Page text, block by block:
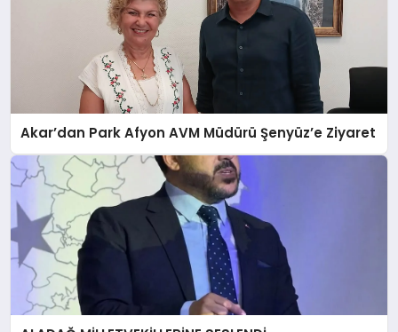
Akar’dan Park Afyon AVM Müdürü Şenyüz’e Ziyaret